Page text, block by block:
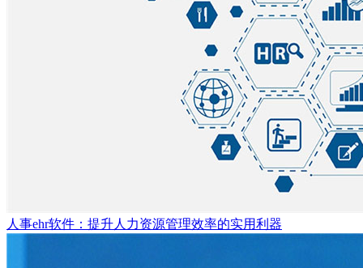
人事ehr软件：提升人力资源管理效率的实用利器